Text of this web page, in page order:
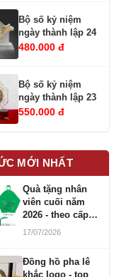
Bộ số kỷ niệm
ngày thành lập 24
480.000 đ
Bộ số kỷ niệm
ngày thành lập 23
550.000 đ
MỚI NHẤT
Quà tặng nhân
viên cuối năm
2026 - theo cấp
bậc CBNV
17/07/2026
Đồng hồ pha lê
khắc logo - top